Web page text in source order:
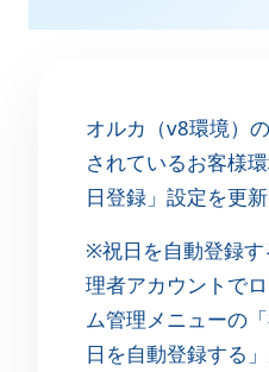
オルカ（v8環境）
されているお客様
日登録」設定を更新
※祝日を自動登録
理者アカウントで
ム管理メニューの
日を自動登録する